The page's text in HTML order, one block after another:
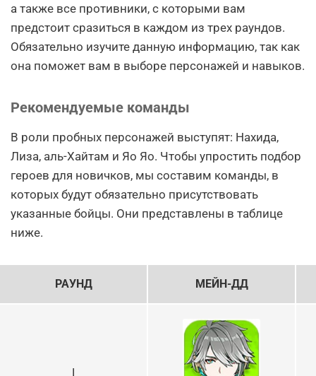
а также все противники, с которыми вам
предстоит сразиться в каждом из трех раундов.
Обязательно изучите данную информацию, так как
она поможет вам в выборе персонажей и навыков.
Рекомендуемые команды
В роли пробных персонажей выступят: Нахида,
Лиза, аль-Хайтам и Яо Яо. Чтобы упростить подбор
героев для новичков, мы составим команды, в
которых будут обязательно присутствовать
указанные бойцы. Они представлены в таблице
ниже.
РАУНД МЕЙН-ДД